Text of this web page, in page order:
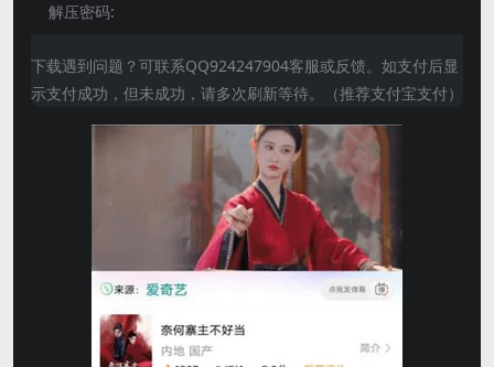
解压密码:
下载遇到问题？可联系QQ924247904客服或反馈。如支付后显
示支付成功，但未成功，请多次刷新等待。（推荐支付宝支付）